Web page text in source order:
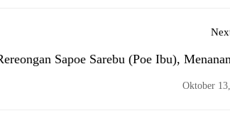
Sapoe Sarebu (Poe Ibu),
Kepedulian Sosial di Kelas-Kelas
Oktober